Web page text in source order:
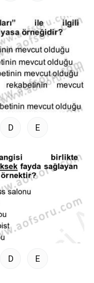
D E
D E